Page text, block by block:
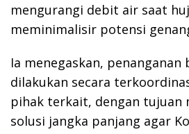
mengurangi debit air saat
meminimalisir potensi
Ia menegaskan,
dilakukan secara
pihak terkait, dengan tujuan
solusi jangka panjang agar